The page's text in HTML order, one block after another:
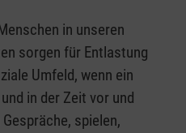
in unseren
sorgen für Entlastung
Umfeld, wenn ein
in der Zeit vor und
spielen,